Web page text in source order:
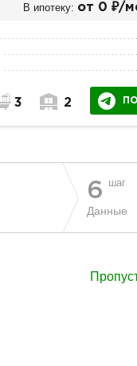
В ипотеку: от 0 ₽/
3 2
6 шаг
Данные